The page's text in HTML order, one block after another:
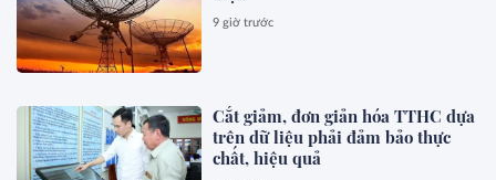
9 giờ trước
Cắt giảm, đơn giản hóa TTHC dựa
trên dữ liệu phải đảm bảo thực
chất, hiệu quả